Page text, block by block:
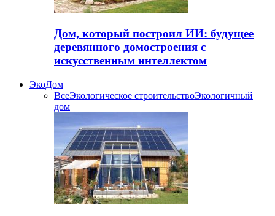
Дом, который построил ИИ: будущее
деревянного домостроения с
искусственным интеллектом
ЭкоДом
ВсеЭкологическое строительствоЭкологичный
дом